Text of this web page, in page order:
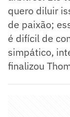
quero diluir
de paixão;
é difícil de
simpático,
finalizou